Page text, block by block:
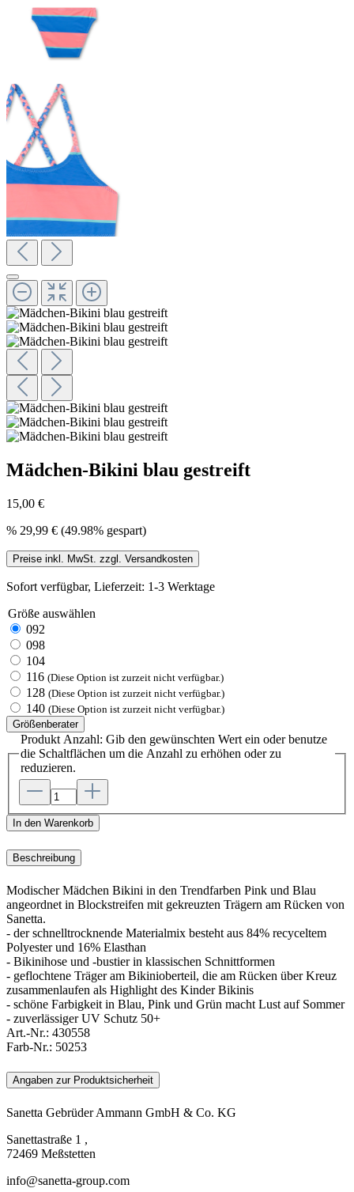
Mädchen-Bikini blau gestreift
15,00 €
% 29,99 € (49.98% gespart)
Preise inkl. MwSt. zzgl. Versandkosten
Sofort verfügbar, Lieferzeit: 1-3 Werktage
Größe auswählen
092
098
104
116 (Diese Option ist zurzeit nicht verfügbar.)
128 (Diese Option ist zurzeit nicht verfügbar.)
140 (Diese Option ist zurzeit nicht verfügbar.)
Größenberater
Produkt Anzahl: Gib den gewünschten Wert ein oder benutze
die Schaltflächen um die Anzahl zu erhöhen oder zu
reduzieren.
In den Warenkorb
Beschreibung
Modischer Mädchen Bikini in den Trendfarben Pink und Blau
angeordnet in Blockstreifen mit gekreuzten Trägern am Rücken von
Sanetta.
- der schnelltrocknende Materialmix besteht aus 84% recyceltem
Polyester und 16% Elasthan
- Bikinihose und -bustier in klassischen Schnittformen
- geflochtene Träger am Bikinioberteil, die am Rücken über Kreuz
zusammenlaufen als Highlight des Kinder Bikinis
- schöne Farbigkeit in Blau, Pink und Grün macht Lust auf Sommer
- zuverlässiger UV Schutz 50+
Art.-Nr.: 430558
Farb-Nr.: 50253
Angaben zur Produktsicherheit
Sanetta Gebrüder Ammann GmbH & Co. KG
Sanettastraße 1 ,
72469 Meßstetten
info@sanetta-group.com